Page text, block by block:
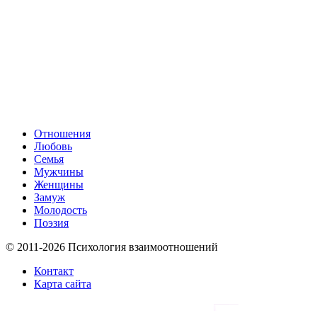
Отношения
Любовь
Семья
Мужчины
Женщины
Замуж
Молодость
Поэзия
© 2011-2026 Психология взаимоотношений
Контакт
Карта сайта